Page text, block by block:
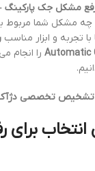
مشکل شما مربوط به
تجربه و ابزار مناسب
را انجام
تشخیص تخصصی
انتخاب